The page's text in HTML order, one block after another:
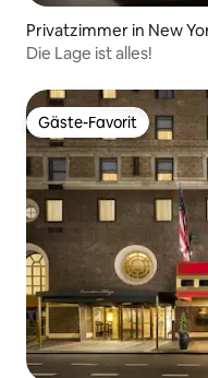
Privatzimmer in New
Die Lage ist alles!
Gäste-Favorit
Gäste-Favorit